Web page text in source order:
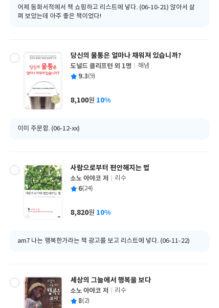
어제 동화서적에서 책 쇼핑하고 리스트에 넣다. (06-10-21) 앉아서 살
펴 보았는데 아주 좋은 책이었다!
당신의 물통은 얼마나 채워져 있습니까?
글
쓴
도널드 클리프턴 외 1명
출
사
해냄
평 9.3(9)
가
8,100원 10%
이미 주문함. (06-12-xx)
사람으로부터 편안해지는 법
글
쓴
소노 아야코 저
출
사
리수
평 6(24)
가
8,820원 10%
am7 나는 행복한가라는 책 광고를 보고 리스트에 넣다. (06-11-22)
세상의 그늘에서 행복을 보다
글
쓴
소노 아야코 저
출
리수
평 8(2)